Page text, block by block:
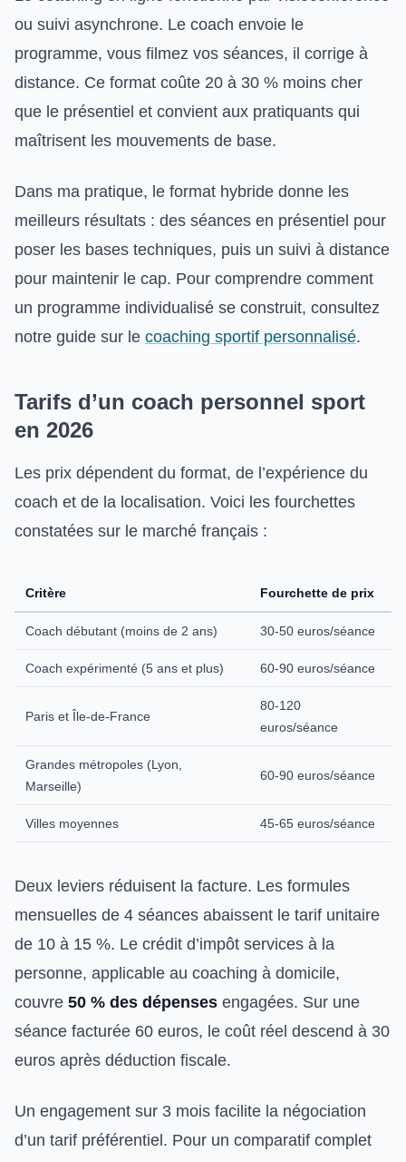
ou suivi asynchrone. Le coach envoie le
programme, vous filmez vos séances, il corrige à
distance. Ce format coûte 20 à 30 % moins cher
que le présentiel et convient aux pratiquants qui
maîtrisent les mouvements de base.
Dans ma pratique, le format hybride donne les
meilleurs résultats : des séances en présentiel pour
poser les bases techniques, puis un suivi à distance
pour maintenir le cap. Pour comprendre comment
un programme individualisé se construit, consultez
notre guide sur le coaching sportif personnalisé.
Tarifs d’un coach personnel sport
en 2026
Les prix dépendent du format, de l’expérience du
coach et de la localisation. Voici les fourchettes
constatées sur le marché français :
Critère Fourchette de prix
Coach débutant (moins de 2 ans) 30-50 euros/séance
Coach expérimenté (5 ans et plus) 60-90 euros/séance
Paris et Île-de-France
80-120
euros/séance
Grandes métropoles (Lyon,
Marseille)
60-90 euros/séance
Villes moyennes 45-65 euros/séance
Deux leviers réduisent la facture. Les formules
mensuelles de 4 séances abaissent le tarif unitaire
de 10 à 15 %. Le crédit d’impôt services à la
personne, applicable au coaching à domicile,
couvre 50 % des dépenses engagées. Sur une
séance facturée 60 euros, le coût réel descend à 30
euros après déduction fiscale.
Un engagement sur 3 mois facilite la négociation
d’un tarif préférentiel. Pour un comparatif complet